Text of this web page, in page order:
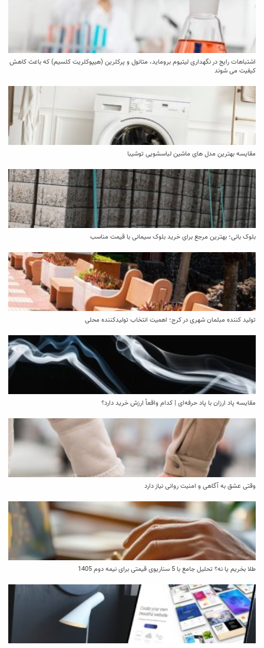
اشتباهات رایج در نگهداری لیتیوم بروماید، متانول و پرکلرین (هیپوکلریت کلسیم) که باعث کاهش
کیفیت می‌ شوند
مقایسه بهترین مدل ‌های ماشین لباسشویی توشیبا
بلوک بانی؛ بهترین مرجع برای خرید بلوک سیمانی با قیمت مناسب
تولید کننده مبلمان شهری در کرج؛ اهمیت انتخاب تولیدکننده محلی
مقایسه پاد ارزان با پاد حرفه‌ای | کدام واقعاً ارزش خرید دارد؟
وقتی عشق به آگاهی و امنیت روانی نیاز دارد
طلا بخریم یا نه؟ تحلیل جامع با 5 سناریوی قیمتی برای نیمه دوم 1405